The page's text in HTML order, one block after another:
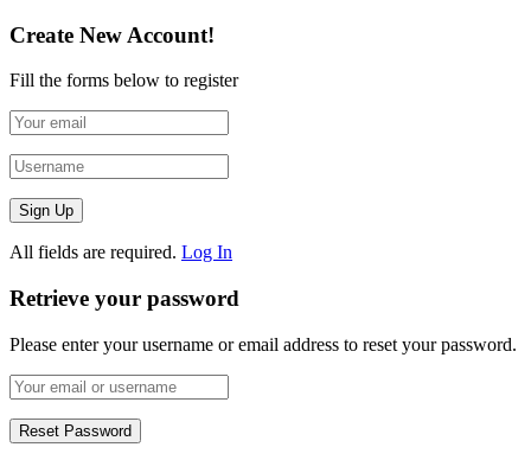
Create New Account!
Fill the forms below to register
All fields are required. Log In
Retrieve your password
Please enter your username or email address to reset your password.